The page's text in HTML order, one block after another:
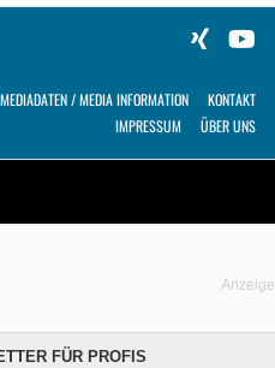
MEDIADATEN / MEDIA INFORMATION
KONTAKT
IMPRESSUM
ÜBER UNS
Anzeige
FÜR PROFIS